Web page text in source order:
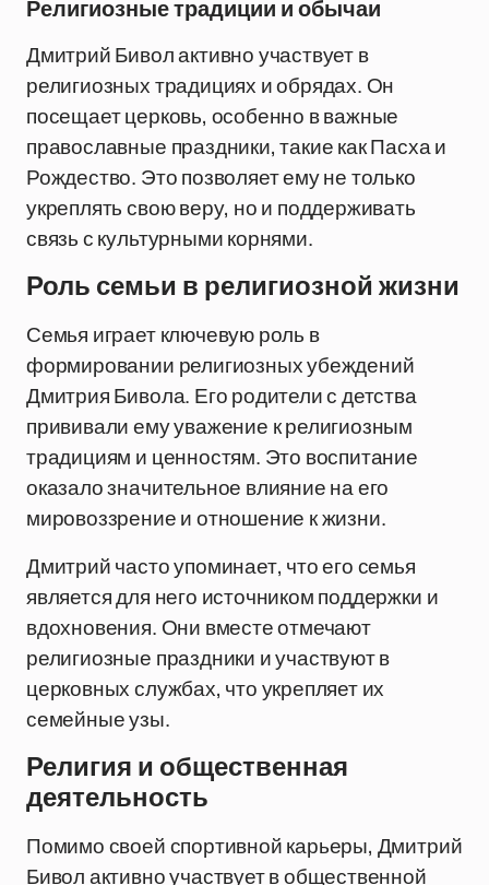
Религиозные традиции и обычаи
Дмитрий Бивол активно участвует в
религиозных традициях и обрядах. Он
посещает церковь, особенно в важные
православные праздники, такие как Пасха и
Рождество. Это позволяет ему не только
укреплять свою веру, но и поддерживать
связь с культурными корнями.
Роль семьи в религиозной жизни
Семья играет ключевую роль в
формировании религиозных убеждений
Дмитрия Бивола. Его родители с детства
прививали ему уважение к религиозным
традициям и ценностям. Это воспитание
оказало значительное влияние на его
мировоззрение и отношение к жизни.
Дмитрий часто упоминает, что его семья
является для него источником поддержки и
вдохновения. Они вместе отмечают
религиозные праздники и участвуют в
церковных службах, что укрепляет их
семейные узы.
Религия и общественная
деятельность
Помимо своей спортивной карьеры, Дмитрий
Бивол активно участвует в общественной